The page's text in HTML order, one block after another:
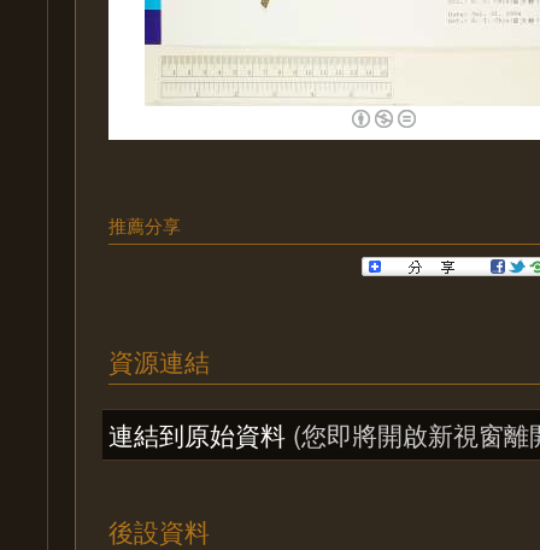
推薦分享
資源連結
連結到原始資料 (您即將開啟新視窗離
後設資料